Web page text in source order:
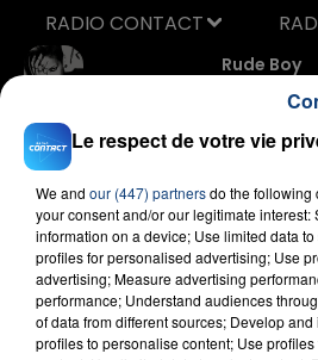
Rude Boy
FIL D'ACTU
Le respect de votre vie
We and our (447) partnersdo the following
your consent and/or our legitimate interest:
information on a device; Use limited data
profiles for personalised advertising; Use
advertising; Measure advertising
performance; Understand audiences
of data from different sources; Develop
profiles to personalise content; Use